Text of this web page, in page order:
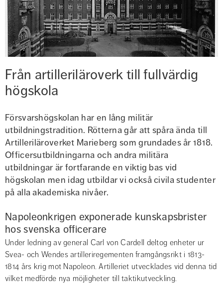
Från artilleriläroverk till fullvärdig
högskola
Försvarshögskolan har en lång militär
utbildningstradition. Rötterna går att spåra ända till
Artilleriläroverket Marieberg som grundades år 1818.
Officersutbildningarna och andra militära
utbildningar är fortfarande en viktig bas vid
högskolan men idag utbildar vi också civila studenter
på alla akademiska nivåer.
Napoleonkrigen exponerade kunskapsbrister
hos svenska officerare
Under ledning av general Carl von Cardell deltog enheter ur
Svea- och Wendes artilleriregementen framgångsrikt i 1813-
1814 års krig mot Napoleon. Artilleriet utvecklades vid denna tid
vilket medförde nya möjligheter till taktikutveckling.